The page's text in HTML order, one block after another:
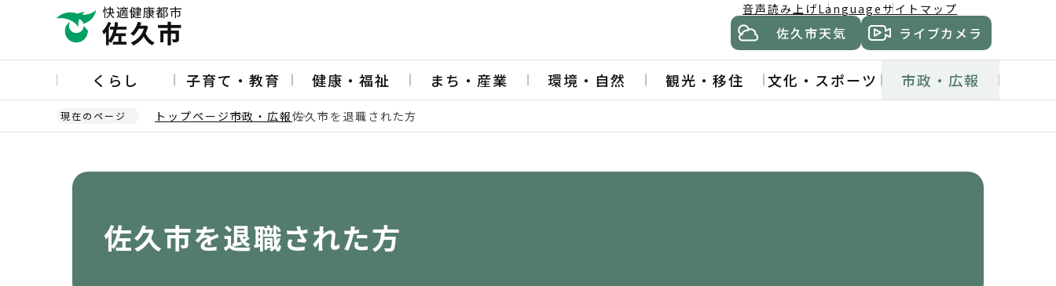
ー
の
音声読み上げLanguage サイトマップ
佐久市天気 ライブカメラ
くらし 子育て・教育 健康・福祉 まち・産業 環境・自然 観光・移住 文化・スポーツ 市政・広報
現在のページ トップページ市政・広報佐久市を退職された方
佐久市を退職された方